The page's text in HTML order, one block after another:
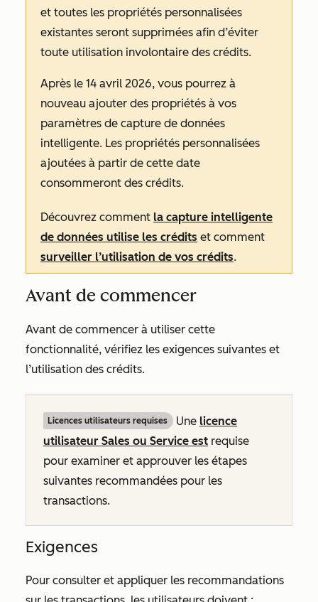
et toutes les propriétés personnalisées
existantes seront supprimées afin d’éviter
toute utilisation involontaire des crédits.
Après le 14 avril 2026, vous pourrez à
nouveau ajouter des propriétés à vos
paramètres de capture de données
intelligente. Les propriétés personnalisées
ajoutées à partir de cette date
consommeront des crédits.
Découvrez comment la capture intelligente
de données utilise les crédits et comment
surveiller l’utilisation de vos crédits.
Avant de commencer
Avant de commencer à utiliser cette
fonctionnalité, vérifiez les exigences suivantes et
l’utilisation des crédits.
Licences utilisateurs requises Une licence
utilisateur Sales ou Service est requise
pour examiner et approuver les étapes
suivantes recommandées pour les
transactions.
Exigences
Pour consulter et appliquer les recommandations